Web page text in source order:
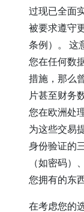
过现已全面
被要求遵守
条例）。 这
您在任何数
措施，那么
片甚至财务
您在欧洲处
为这些交易
身份验证的
（如密码
您拥有的东
在考虑您的